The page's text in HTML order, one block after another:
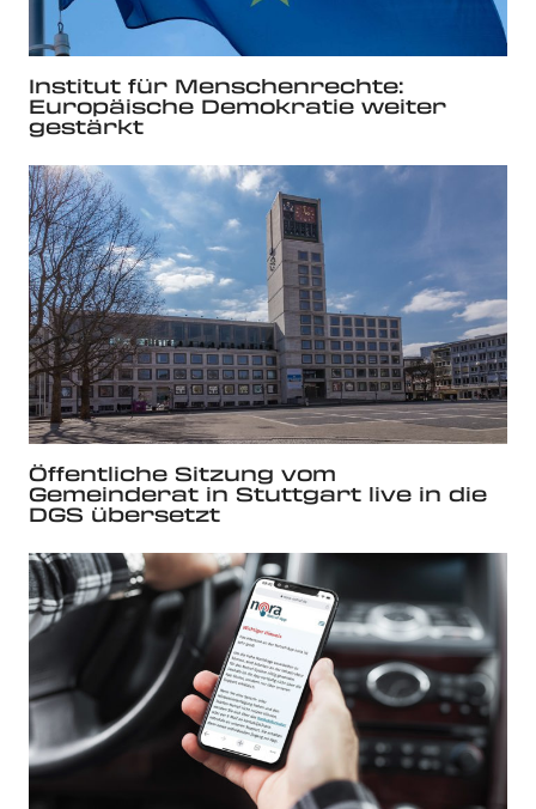
Institut für Menschenrechte:
Europäische Demokratie weiter
gestärkt
Öffentliche Sitzung vom
Gemeinderat in Stuttgart live in die
DGS übersetzt